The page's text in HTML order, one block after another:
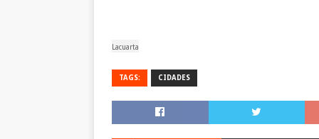
Lacuarta
TAGS: CIDADES